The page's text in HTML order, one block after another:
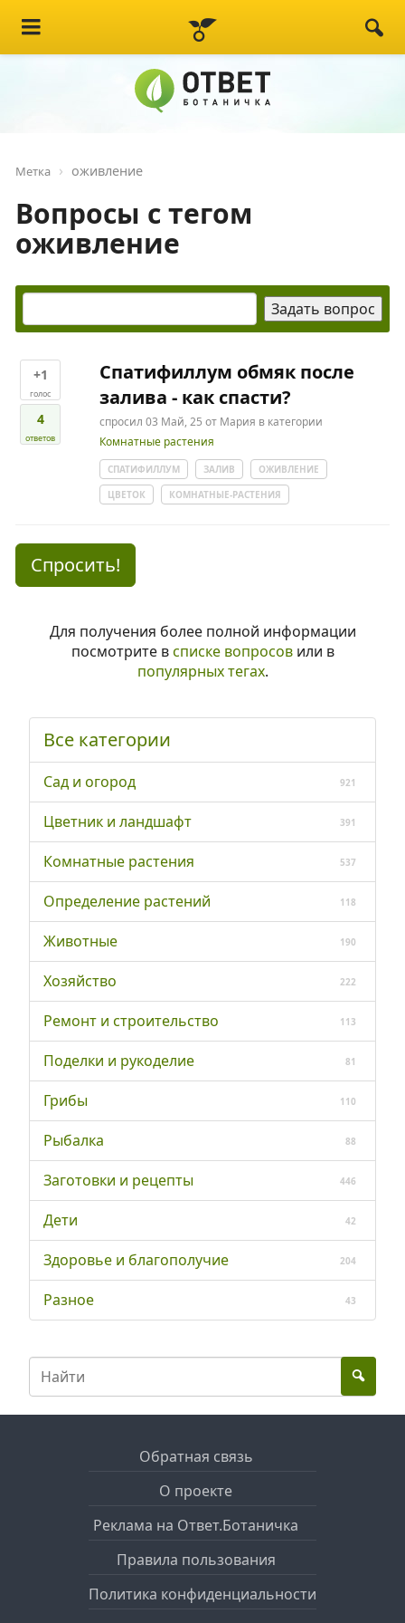
Метка оживление
Вопросы с тегом
оживление
+1
голос
4
ответов
Спатифиллум обмяк после
залива - как спасти?
спросил 03 Май, 25 от Мария в категории
Комнатные растения
СПАТИФИЛЛУМ ЗАЛИВ
ОЖИВЛЕНИЕ
ЦВЕТОК
КОМНАТНЫЕ-РАСТЕНИЯ
Спросить!
Для получения более полной информации
посмотрите всписке вопросовили в
популярных тегах.
Все категории
Сад и огород 921
Цветник и ландшафт 391
Комнатные растения 537
Определение растений 118
Животные 190
Хозяйство 222
Ремонт и строительство 113
Поделки и рукоделие 81
Грибы 110
Рыбалка 88
Заготовки и рецепты 446
Дети 42
Здоровье и благополучие 204
Разное 43
Обратная связь
О проекте
Реклама на Ответ.Ботаничка
Правила пользования
Политика конфиденциальности